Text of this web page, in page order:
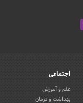
اجتماعی
علم و آموزش
بهداشت و درمان